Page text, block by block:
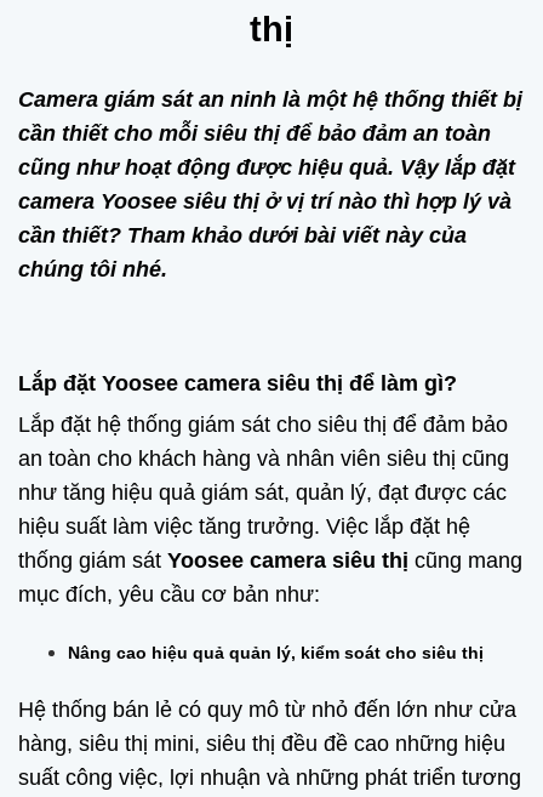
thị
Camera giám sát an ninh là một hệ thống thiết bị
cần thiết cho mỗi siêu thị để bảo đảm an toàn
cũng như hoạt động được hiệu quả. Vậy lắp đặt
camera Yoosee siêu thị ở vị trí nào thì hợp lý và
cần thiết? Tham khảo dưới bài viết này của
chúng tôi nhé.
Lắp đặt Yoosee camera siêu thị để làm gì?
Lắp đặt hệ thống giám sát cho siêu thị để đảm bảo
an toàn cho khách hàng và nhân viên siêu thị cũng
như tăng hiệu quả giám sát, quản lý, đạt được các
hiệu suất làm việc tăng trưởng. Việc lắp đặt hệ
thống giám sát Yoosee camera siêu thị cũng mang
mục đích, yêu cầu cơ bản như:
Nâng cao hiệu quả quản lý, kiểm soát cho siêu thị
Hệ thống bán lẻ có quy mô từ nhỏ đến lớn như cửa
hàng, siêu thị mini, siêu thị đều đề cao những hiệu
suất công việc, lợi nhuận và những phát triển tương